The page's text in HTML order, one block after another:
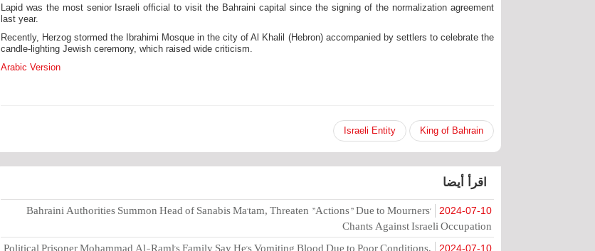
Lapid was the most senior Israeli official to visit the Bahraini capital since the signing of the normalization agreement
last year.
Recently, Herzog stormed the Ibrahimi Mosque in the city of Al Khalil (Hebron) accompanied by settlers to celebrate the
candle-lighting Jewish ceremony, which raised wide criticism.
Arabic Version
King of Bahrain
Israeli Entity
اقرأ أيضا
2024-07-10
Bahraini Authorities Summon Head of Sanabis Ma'tam, Threaten "Actions" Due to Mourners'
Chants Against Israeli Occupation
2024-07-10
Political Prisoner Mohammad Al-Raml's Family Say He's Vomiting Blood Due to Poor Conditions,